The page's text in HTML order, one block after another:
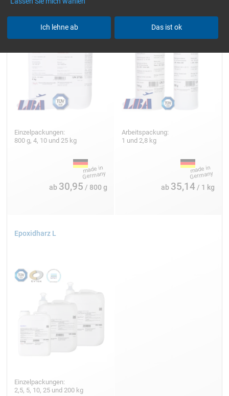
Einzelpackungen:
800 g, 4, 10 und 25 kg
ab 30,95 / 800 g
Arbeitspackung:
1 und 2,8 kg
ab 35,14/ 1 kg
Epoxidharz L
Einzelpackungen:
2,5, 5, 10, 25 und 200 kg
Ich lehne ab Das ist ok